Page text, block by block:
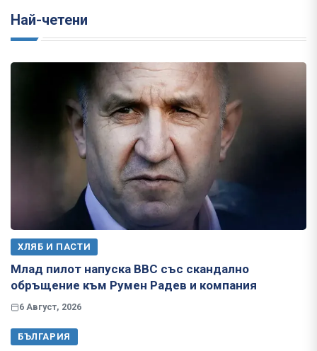
Най-четени
ХЛЯБ И ПАСТИ
Млад пилот напуска ВВС със скандално
обръщение към Румен Радев и компания
6 Август, 2026
БЪЛГАРИЯ